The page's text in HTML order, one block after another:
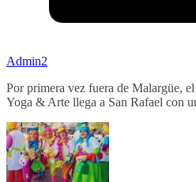
Admin2
Por primera vez fuera de Malargüe,
Yoga & Arte llega a San Rafael con